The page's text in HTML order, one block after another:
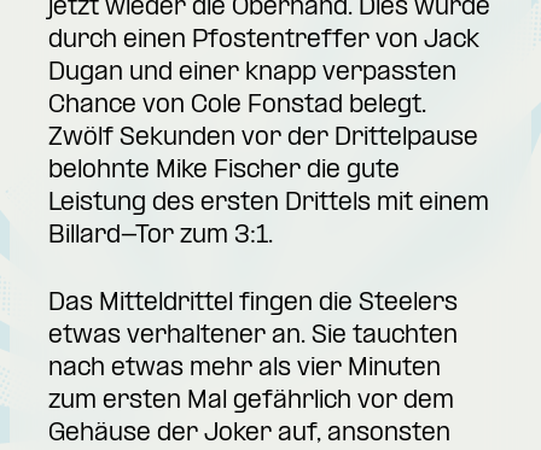
jetzt wieder die Oberhand. Dies wurde
durch einen Pfostentreffer von Jack
Dugan und einer knapp verpassten
Chance von Cole Fonstad belegt.
Zwölf Sekunden vor der Drittelpause
belohnte Mike Fischer die gute
Leistung des ersten Drittels mit einem
Billard-Tor zum 3:1.
Das Mitteldrittel fingen die Steelers
etwas verhaltener an. Sie tauchten
nach etwas mehr als vier Minuten
zum ersten Mal gefährlich vor dem
Gehäuse der Joker auf, ansonsten